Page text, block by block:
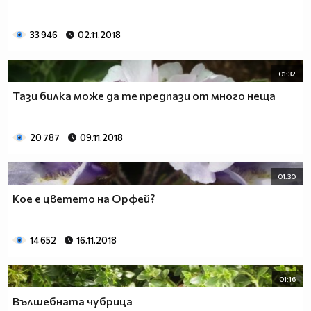
33 946 02.11.2018
01:32
Тази билка може да те предпази от много неща
20 787 09.11.2018
01:30
Кое е цветето на Орфей?
14 652 16.11.2018
01:16
Вълшебната чубрица